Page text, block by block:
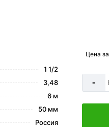
1 1/2
3,48
6 м
50 мм
Россия
Цена за
-